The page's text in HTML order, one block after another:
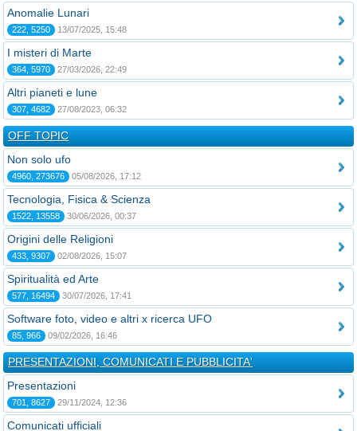
Anomalie Lunari
222, 5250 13/07/2025, 15:48
I misteri di Marte
364, 5970 27/03/2026, 22:49
Altri pianeti e lune
307, 4682 27/08/2023, 06:32
OFF TOPIC
Non solo ufo
4960, 273676 05/08/2026, 17:12
Tecnologia, Fisica & Scienza
1522, 13558 30/06/2026, 00:37
Origini delle Religioni
433, 9307 02/08/2026, 15:07
Spiritualità ed Arte
577, 16494 30/07/2026, 17:41
Software foto, video e altri x ricerca UFO
85, 966 09/02/2026, 16:46
PRESENTAZIONI, COMUNICATI E PUBBLICITA'
Presentazioni
701, 8627 29/11/2024, 12:36
Comunicati ufficiali